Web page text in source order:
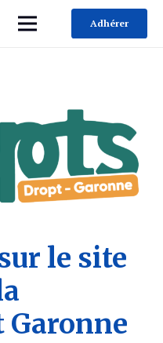
Adhérer
le site
Garonne